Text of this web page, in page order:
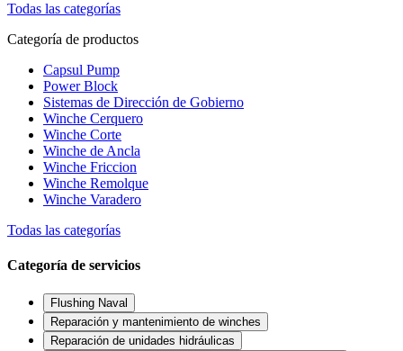
Todas las categorías
Categoría de productos
Capsul Pump
Power Block
Sistemas de Dirección de Gobierno
Winche Cerquero
Winche Corte
Winche de Ancla
Winche Friccion
Winche Remolque
Winche Varadero
Todas las categorías
Categoría de servicios
Flushing Naval
Reparación y mantenimiento de winches
Reparación de unidades hidráulicas